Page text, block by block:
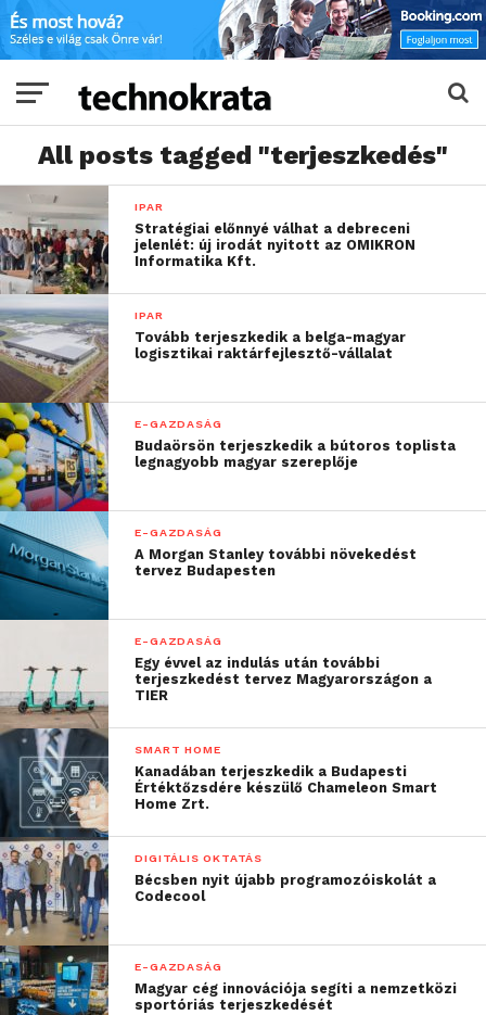
All posts tagged "terjeszkedés"
IPAR
Stratégiai előnnyé válhat a debreceni
jelenlét: új irodát nyitott az OMIKRON
Informatika Kft.
IPAR
Tovább terjeszkedik a belga-magyar
logisztikai raktárfejlesztő-vállalat
E-GAZDASÁG
Budaörsön terjeszkedik a bútoros toplista
legnagyobb magyar szereplője
E-GAZDASÁG
A Morgan Stanley további növekedést
tervez Budapesten
E-GAZDASÁG
Egy évvel az indulás után további
terjeszkedést tervez Magyarországon a
TIER
SMART HOME
Kanadában terjeszkedik a Budapesti
Értéktőzsdére készülő Chameleon Smart
Home Zrt.
DIGITÁLIS OKTATÁS
Bécsben nyit újabb programozóiskolát a
Codecool
E-GAZDASÁG
Magyar cég innovációja segíti a nemzetközi
sportóriás terjeszkedését